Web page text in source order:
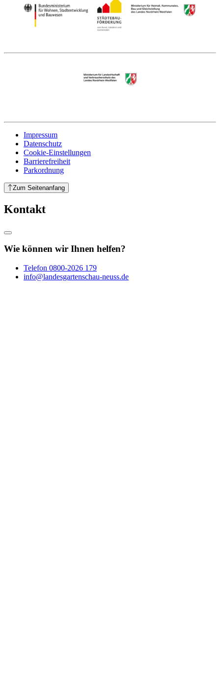
Impressum
Datenschutz
Cookie-Einstellungen
Barrierefreiheit
Parkordnung
Zum Seitenanfang
Kontakt
Wie können wir Ihnen helfen?
Telefon 0800-2026 179
info@landesgartenschau-neuss.de